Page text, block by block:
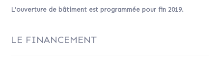
L’ouverture de bâtiment est programmée pour fin 2019.
LE FINANCEMENT